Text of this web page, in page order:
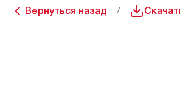
Вернуться назад